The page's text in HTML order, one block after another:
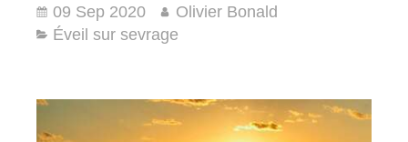
09 Sep 2020
Olivier Bonald
Éveil sur sevrage